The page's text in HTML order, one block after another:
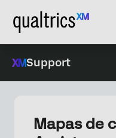
Support
Mapas de